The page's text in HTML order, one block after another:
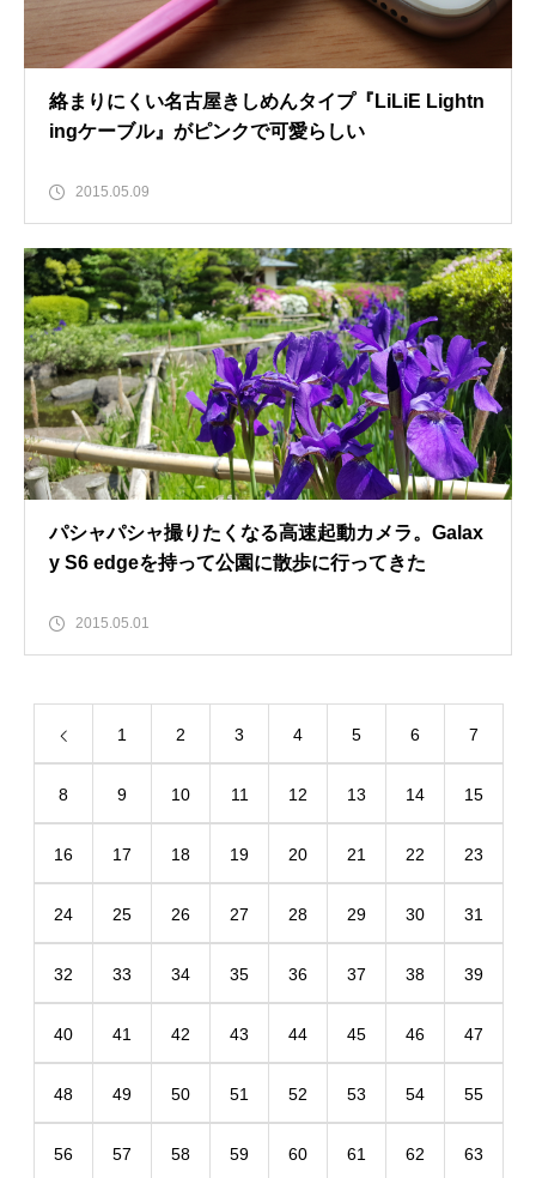
絡まりにくい名古屋きしめんタイプ『LiLiE Lightn
ingケーブル』がピンクで可愛らしい
2015.05.09
パシャパシャ撮りたくなる高速起動カメラ。Galax
y S6 edgeを持って公園に散歩に行ってきた
2015.05.01
1 2 3 4 5 6 7
8 9 10 11 12 13 14 15
16 17 18 19 20 21 22 23
24 25 26 27 28 29 30 31
32 33 34 35 36 37 38 39
40 41 42 43 44 45 46 47
48 49 50 51 52 53 54 55
56 57 58 59 60 61 62 63